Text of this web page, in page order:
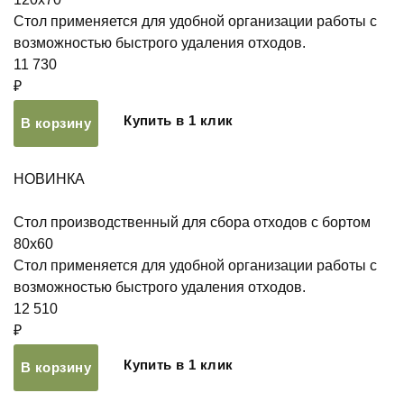
Стол применяется для удобной организации работы с
возможностью быстрого удаления отходов.
11 730
₽
В корзину Купить в 1 клик
НОВИНКА
Стол производственный для сбора отходов с бортом
80х60
Стол применяется для удобной организации работы с
возможностью быстрого удаления отходов.
12 510
₽
В корзину Купить в 1 клик